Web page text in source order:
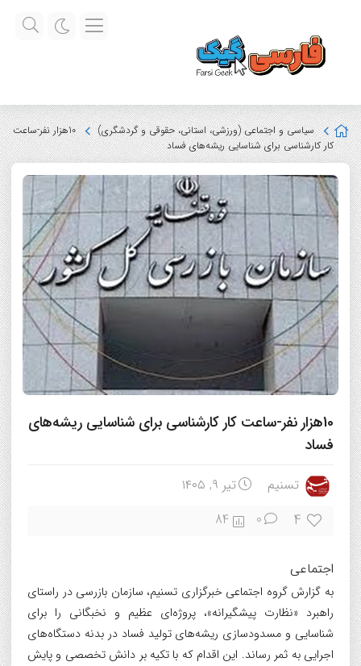
سیاسی و اجتماعی (ورزشی، استانی، حقوقی و گردشگری)
10هزار نفر-ساعت
کار کارشناسی برای شناسایی ریشه‌های فساد
10هزار نفر-ساعت کار کارشناسی برای شناسایی ریشه‌های
فساد
تسنیم تیر ۹, ۱۴۰۵
4
0
84
اجتماعی
به گزارش گروه اجتماعی خبرگزاری تسنیم، سازمان بازرسی در راستای
راهبرد «نظارت پیشگیرانه»، پروژه‌ای عظیم و نخبگانی را برای
شناسایی و مسدودسازی ریشه‌های تولید فساد در بدنه دستگاه‌های
اجرایی به ثمر رساند. این اقدام که با تکیه بر دانش تخصصی و پایش